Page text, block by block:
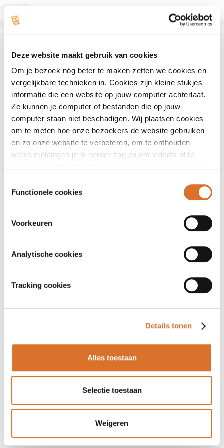
Deze website maakt gebruik van cookies
Om je bezoek nóg beter te maken zetten we cookies en
vergelijkbare technieken in. Cookies zijn kleine stukjes
informatie die een website op jouw computer achterlaat.
Ze kunnen je computer of bestanden die op jouw
computer staan niet beschadigen. Wij plaatsen cookies
om te meten hoe onze bezoekers de website gebruiken
en zo onze website te verbeteren, om te onthouden
welke meldingen je al eerder zag en om video’s af te
Functionele cookies
Voorkeuren
Analytische cookies
Tracking cookies
Details tonen
Alles toestaan
Selectie toestaan
Weigeren
Diëtist